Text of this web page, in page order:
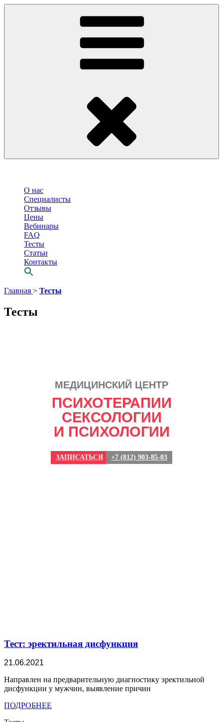
О нас
Специалисты
Отзывы
Цены
Вебинары
FAQ
Тесты
Статьи
Контакты
Перейти
содержимому
МЕДИЦИНСКИЙ ЦЕНТР
ПСИХОТЕРАПИИ
СЕКСОЛОГИИ
И ПСИХОЛОГИИ
ЗАПИСАТЬСЯ +7 (812) 903-85-03
Просто выбери
СВОЕГО
психотерапевта
Главная > Тесты
Тесты
Тест: эректильная дисфункция
21.06.2021
Направлен на предварительную диагностику эректильной
дисфункции у мужчин, выявление причин
ПОДРОБНЕЕ